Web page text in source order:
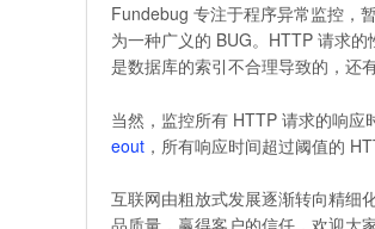
Fundebug 专注于程序异常监控，
为一种广义的 BUG。HTTP 请求
是数据库的索引不合理导致的，还
当然，监控所有 HTTP 请求的响
eout ，所有响应时间超过阈值的
互联网由粗放式发展逐渐转向精细
品质量，赢得客户的信任，欢迎大